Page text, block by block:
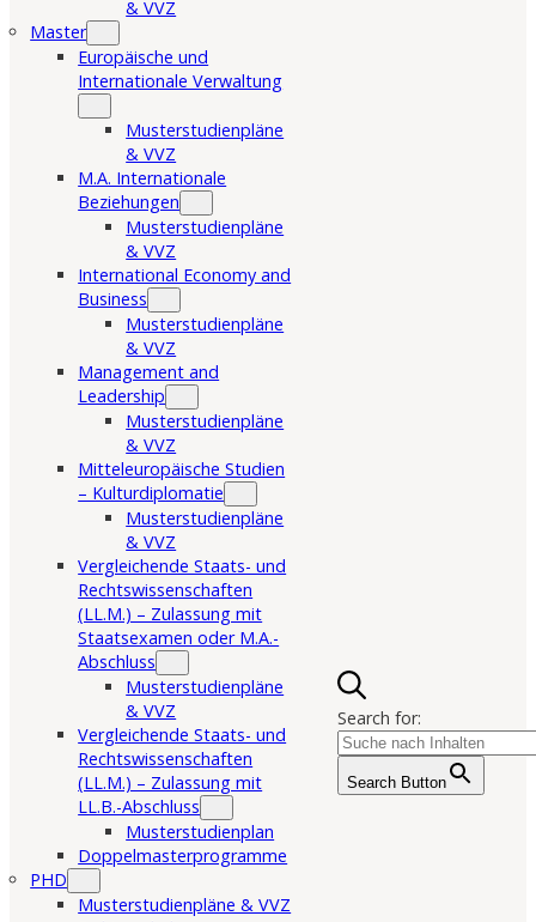
& VVZ
Master
Europäische und
Internationale Verwaltung
Musterstudienpläne
& VVZ
M.A. Internationale
Beziehungen
Musterstudienpläne
& VVZ
International Economy and
Business
Musterstudienpläne
& VVZ
Management and
Leadership
Musterstudienpläne
& VVZ
Mitteleuropäische Studien
– Kulturdiplomatie
Musterstudienpläne
& VVZ
Vergleichende Staats- und
Rechtswissenschaften
(LL.M.) – Zulassung mit
Staatsexamen oder M.A.-
Abschluss
Musterstudienpläne
& VVZ
Vergleichende Staats- und
Rechtswissenschaften
(LL.M.) – Zulassung mit
LL.B.-Abschluss
Musterstudienplan
Doppelmasterprogramme
PHD
Musterstudienpläne & VVZ
Search for:
Search Button